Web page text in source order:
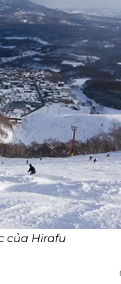
của Hirafu